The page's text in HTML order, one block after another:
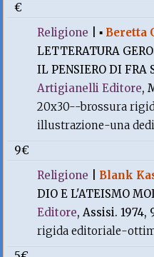
€
Religione |▪ Beretta
LETTERATURA
IL PENSIERO DI FRA
Artigianelli Editore,
20x30--brossura
illustrazione-una
9€
Religione
Blank
DIO E L'ATEISMO
Editore, Assisi. 1974,
rigida editoriale-